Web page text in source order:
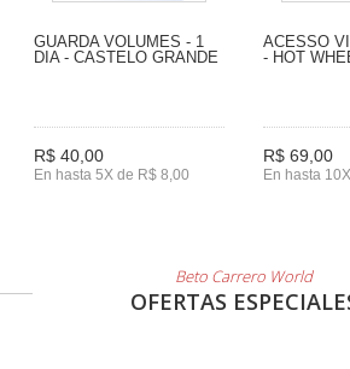
GUARDA VOLUMES - 1
DIA - CASTELO GRANDE
R$ 40,00
En hasta 5X de R$ 8,00
ACESSO
- HOT
R$ 69,00
En hasta
Beto Carrero World
OFERTAS